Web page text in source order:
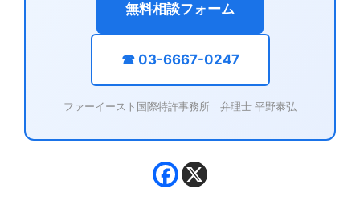
無料相談フォーム
☎ 03-6667-0247
ファーイースト国際特許事務所｜弁理士 平野泰弘